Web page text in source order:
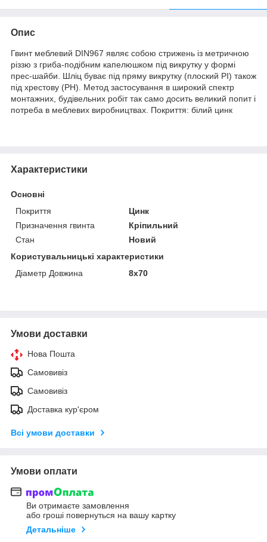
Опис
Гвинт меблевий DIN967 являє собою стрижень із метричною
різзю з гриба-подібним капелюшком під викрутку у формі
прес-шайби. Шліц буває під пряму викрутку (плоский PI) також
під хрестову (PH). Метод застосування в широкий спектр
монтажних, будівельних робіт так само досить великий попит і
потреба в меблевих виробництвах. Покриття: білий цинк
Характеристики
Основні
Покриття
Цинк
Призначення гвинта
Кріпильний
Стан
Новий
Користувальницькі характеристики
Діаметр Довжина
8х70
Умови доставки
Нова Пошта
Самовивіз
Самовивіз
Доставка кур'єром
Всі умови доставки
Умови оплати
Ви отримаєте замовлення
або гроші повернуться на вашу картку
Детальніше